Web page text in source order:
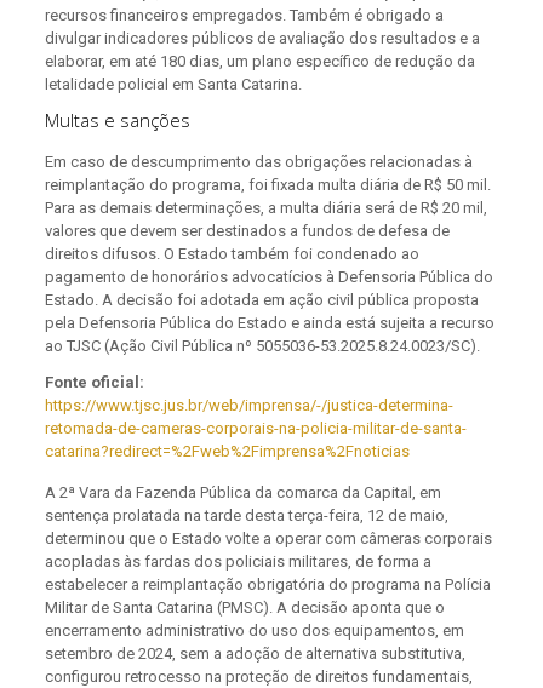
recursos financeiros empregados. Também é obrigado a
divulgar indicadores públicos de avaliação dos resultados e a
elaborar, em até 180 dias, um plano específico de redução da
letalidade policial em Santa Catarina.
Multas e sanções
Em caso de descumprimento das obrigações relacionadas à
reimplantação do programa, foi fixada multa diária de R$ 50 mil.
Para as demais determinações, a multa diária será de R$ 20 mil,
valores que devem ser destinados a fundos de defesa de
direitos difusos. O Estado também foi condenado ao
pagamento de honorários advocatícios à Defensoria Pública do
Estado. A decisão foi adotada em ação civil pública proposta
pela Defensoria Pública do Estado e ainda está sujeita a recurso
ao TJSC (Ação Civil Pública nº 5055036-53.2025.8.24.0023/SC).
Fonte oficial:
https://www.tjsc.jus.br/web/imprensa/-/justica-determina-
retomada-de-cameras-corporais-na-policia-militar-de-santa-
catarina?redirect=%2Fweb%2Fimprensa%2Fnoticias
A 2ª Vara da Fazenda Pública da comarca da Capital, em
sentença prolatada na tarde desta terça-feira, 12 de maio,
determinou que o Estado volte a operar com câmeras corporais
acopladas às fardas dos policiais militares, de forma a
estabelecer a reimplantação obrigatória do programa na Polícia
Militar de Santa Catarina (PMSC). A decisão aponta que o
encerramento administrativo do uso dos equipamentos, em
setembro de 2024, sem a adoção de alternativa substitutiva,
configurou retrocesso na proteção de direitos fundamentais,